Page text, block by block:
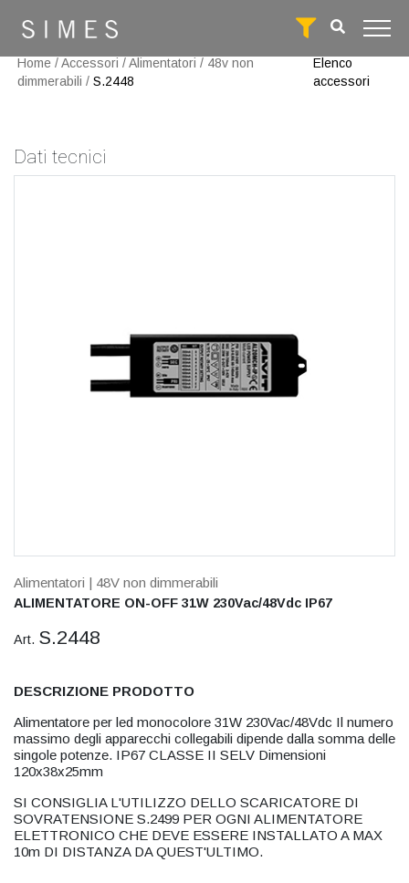
Home /Accessori /Alimentatori / 48v non
dimmerabili / S.2448
Elenco
accessori
Dati tecnici
Alimentatori | 48V non dimmerabili
ALIMENTATORE ON-OFF 31W 230Vac/48Vdc IP67
Art. S.2448
DESCRIZIONE PRODOTTO
Alimentatore per led monocolore 31W 230Vac/48Vdc Il numero
massimo degli apparecchi collegabili dipende dalla somma delle
singole potenze. IP67 CLASSE II SELV Dimensioni
120x38x25mm
SI CONSIGLIA L'UTILIZZO DELLO SCARICATORE DI
SOVRATENSIONE S.2499 PER OGNI ALIMENTATORE
ELETTRONICO CHE DEVE ESSERE INSTALLATO A MAX
10m DI DISTANZA DA QUEST'ULTIMO.